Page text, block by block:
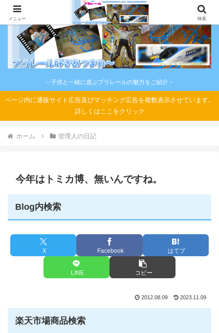
－子供と一緒に遊ぶプラレールの魅力をご紹介－
ページ内に通販サイト広告及びマッチング広告を複数表示させています。
詳しくはここをクリック
ホーム 管理人の日記
今年はトミカ博、無いんですね。
Blog内検索
X Facebook はてブ
LINE コピー
2012.08.09 2023.11.09
楽天市場商品検索
メニュー 検索